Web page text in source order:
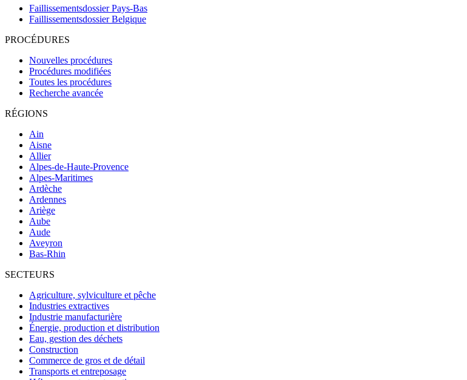
Faillissementsdossier Pays-Bas
Faillissementsdossier Belgique
PROCÉDURES
Nouvelles procédures
Procédures modifiées
Toutes les procédures
Recherche avancée
RÉGIONS
Ain
Aisne
Allier
Alpes-de-Haute-Provence
Alpes-Maritimes
Ardèche
Ardennes
Ariège
Aube
Aude
Aveyron
Bas-Rhin
SECTEURS
Agriculture, sylviculture et pêche
Industries extractives
Industrie manufacturière
Énergie, production et distribution
Eau, gestion des déchets
Construction
Commerce de gros et de détail
Transports et entreposage